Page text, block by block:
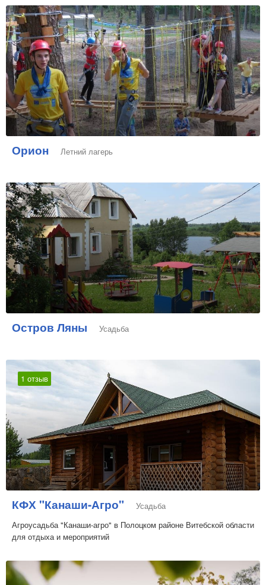
Орион Летний лагерь
Остров Ляны Усадьба
1 отзыв
КФХ "Канаши-Агро"
Усадьба
Агроусадьба "Канаши-агро" в Полоцком районе Витебской области
для отдыха и мероприятий